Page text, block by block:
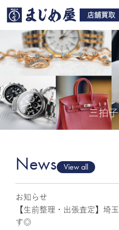
店舗買取
買取
店舗
三拍
News View all
お知らせ
【生前整理・出張査定】埼
す◎